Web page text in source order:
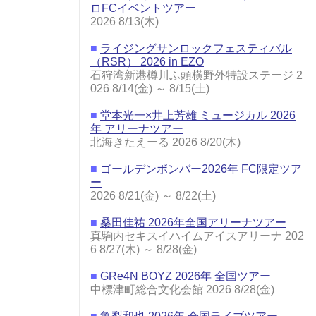
ロFCイベントツアー
2026 8/13(木)
■ ライジングサンロックフェスティバル
（RSR） 2026 in EZO
石狩湾新港樽川ふ頭横野外特設ステージ 2
026 8/14(金) ～ 8/15(土)
■ 堂本光一×井上芳雄 ミュージカル 2026
年 アリーナツアー
北海きたえーる 2026 8/20(木)
■ ゴールデンボンバー2026年 FC限定ツア
ー
2026 8/21(金) ～ 8/22(土)
■ 桑田佳祐 2026年全国アリーナツアー
真駒内セキスイハイムアイスアリーナ 202
6 8/27(木) ～ 8/28(金)
■ GRe4N BOYZ 2026年 全国ツアー
中標津町総合文化会館 2026 8/28(金)